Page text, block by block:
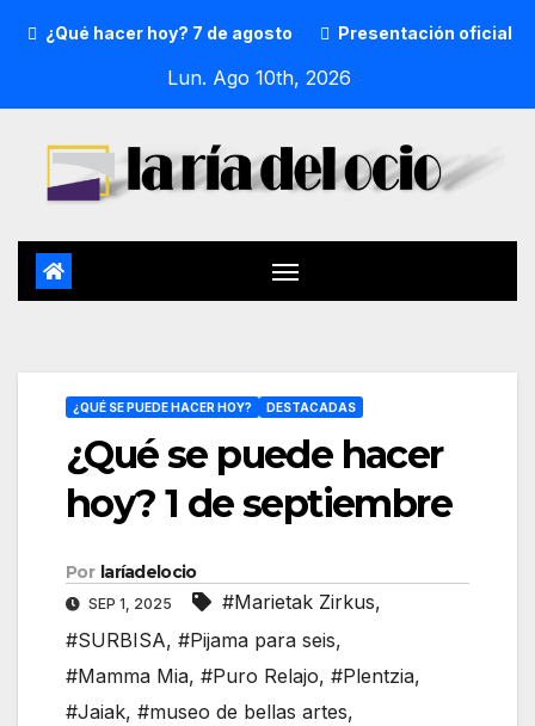
hoy? 7 de agosto Presentación oficial de la
Lun. Ago 10th, 2026
¿QUÉ SE PUEDE HACER HOY? DESTACADAS
¿Qué se puede hacer
hoy? 1 de septiembre
Por laríadelocio
SEP 1, 2025 #Marietak Zirkus,
#SURBISA, #Pijama para seis,
#Mamma Mia, #Puro Relajo, #Plentzia,
#Jaiak, #museo de bellas artes,